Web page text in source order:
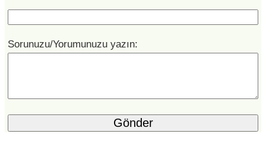
Sorunuzu/Yorumunuzu yazın: